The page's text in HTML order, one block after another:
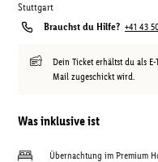
Stuttgart
Brauchst du Hilfe? +41 43
Dein Ticket erhältst du als
Mail zugeschickt wird.
Was inklusive ist
Übernachtung im Premium